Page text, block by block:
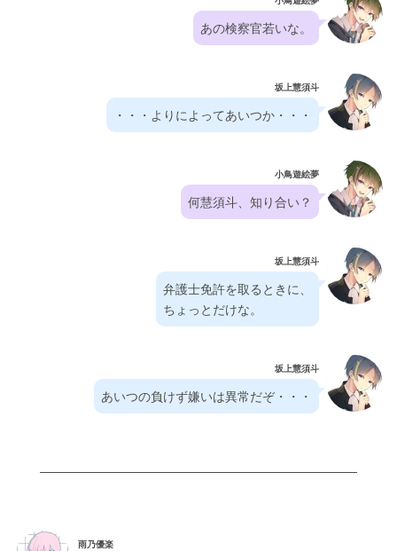
あの検察官若いな。
坂上慧須斗
・・・よりによってあいつか・・・
小鳥遊絵夢
何慧須斗、知り合い？
坂上慧須斗
弁護士免許を取るときに、
ちょっとだけな。
坂上慧須斗
あいつの負けず嫌いは異常だぞ・・・
雨乃優楽